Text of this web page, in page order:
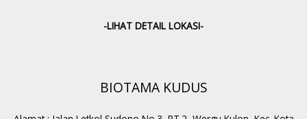
-LIHAT DETAIL LOKASI-
BIOTAMA KUDUS